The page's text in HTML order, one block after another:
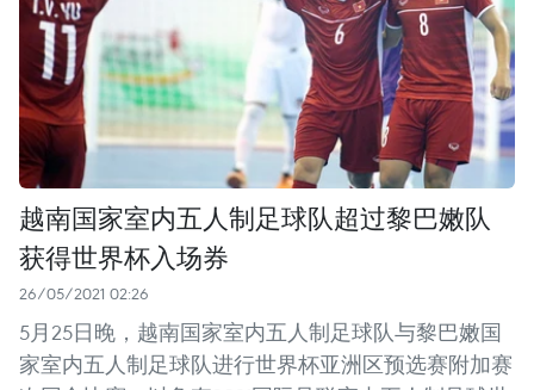
越南国家室内五人制足球队超过黎巴嫩队
获得世界杯入场券
26/05/2021 02:26
5月25日晚，越南国家室内五人制足球队与黎巴嫩国
家室内五人制足球队进行世界杯亚洲区预选赛附加赛